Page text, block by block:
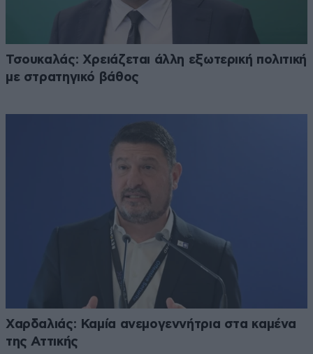
Τσουκαλάς: Xρειάζεται άλλη εξωτερική πολιτική
με στρατηγικό βάθος
Χαρδαλιάς: Καμία ανεμογεννήτρια στα καμένα
της Αττικής